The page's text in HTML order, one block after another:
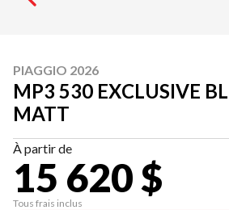
PIAGGIO 2026
MP3 530 EXCLUSIVE
MATT
À partir de
15 620 $
Tous frais inclus